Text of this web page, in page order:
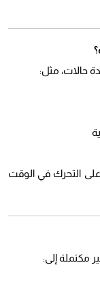
حالات، مثل:
التحرك في الوقت
مكتملة إلى: